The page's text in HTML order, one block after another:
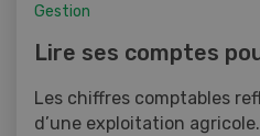
Gestion
Lire ses comptes
Les chiffres comptables
d’une exploitation